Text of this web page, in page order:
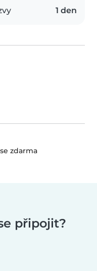
1 den
zdarma
připojit?